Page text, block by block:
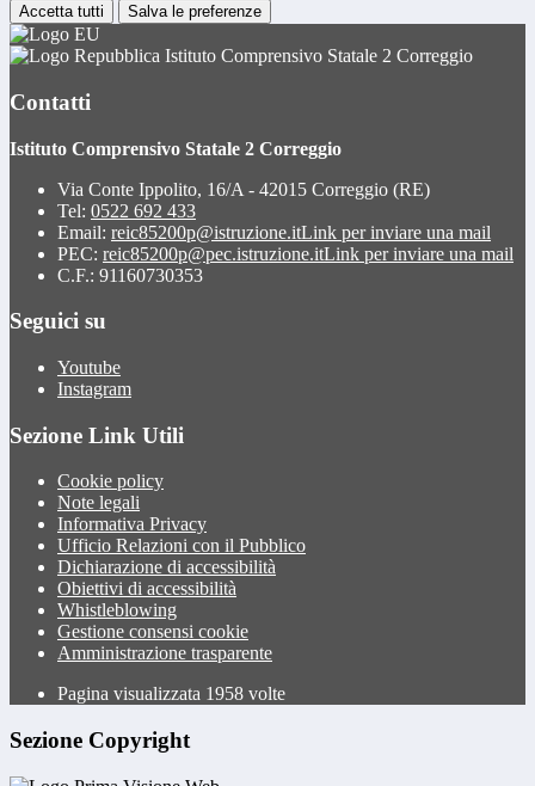
Accetta tutti Salva le preferenze
Istituto Comprensivo Statale 2 Correggio
Contatti
Istituto Comprensivo Statale 2 Correggio
Via Conte Ippolito, 16/A - 42015 Correggio (RE)
Tel: 0522 692 433
Email: reic85200p@istruzione.itLink per inviare una mail
PEC: reic85200p@pec.istruzione.itLink per inviare una mail
C.F.: 91160730353
Seguici su
Youtube
Instagram
Sezione Link Utili
Cookie policy
Note legali
Informativa Privacy
Ufficio Relazioni con il Pubblico
Dichiarazione di accessibilità
Obiettivi di accessibilità
Whistleblowing
Gestione consensi cookie
Amministrazione trasparente
Pagina visualizzata 1958 volte
Sezione Copyright